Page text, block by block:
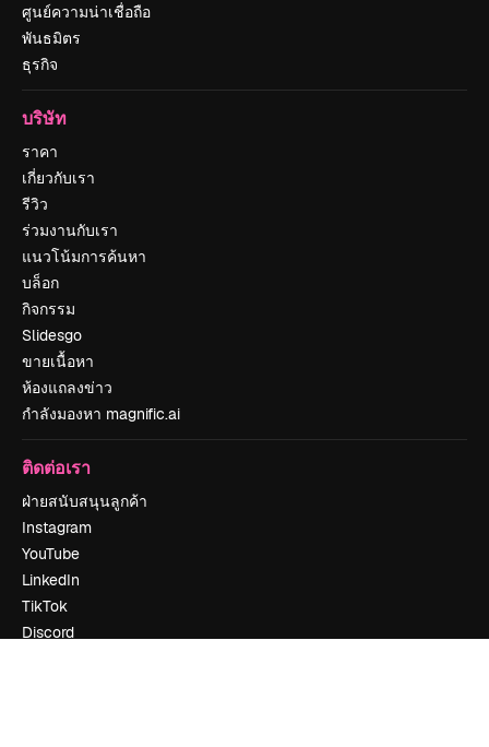
ศูนย์ความน่าเชื่อถือ
พันธมิตร
ธุรกิจ
บริษัท
ราคา
เกี่ยวกับเรา
รีวิว
ร่วมงานกับเรา
แนวโน้มการค้นหา
บล็อก
กิจกรรม
Slidesgo
ขายเนื้อหา
ห้องแถลงข่าว
กำลังมองหา magnific.ai
ติดต่อเรา
ฝ่ายสนับสนุนลูกค้า
Instagram
YouTube
LinkedIn
TikTok
Discord